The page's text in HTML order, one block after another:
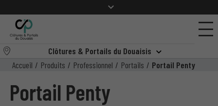
Clôtures & Portails du Douaisis
Accueil / Produits / Professionnel / Portails / Portail Penty
Portail Penty